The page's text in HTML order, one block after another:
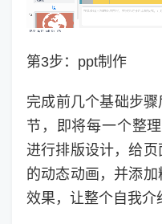
第3步：ppt制作
完成前几个基础步
节，即将每一个整
进行排版设计，给
的动态动画，并添
效果，让整个自我介